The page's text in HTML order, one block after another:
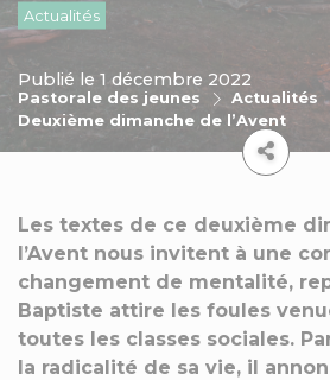
Actualités
Pastorale des jeunes
Actualités
Deuxième dimanche de l’Avent
Publié le 1 décembre 2022
Les textes de ce deuxième
l’Avent nous invitent à une
changement de mentalité,
Baptiste attire les foules
toutes les classes sociales.
la radicalité de sa vie, il